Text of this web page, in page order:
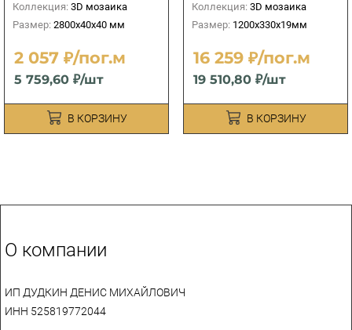
Коллекция: 3D мозаика
Размер: 2800х40х40 мм
2 057 ₽/пог.м
5 759,60 ₽/шт
В КОРЗИНУ
Коллекция: 3D мозаика
Размер: 1200х330х19мм
16 259 ₽/пог.м
19 510,80 ₽/шт
В КОРЗИНУ
О компании
ИП ДУДКИН ДЕНИС МИХАЙЛОВИЧ
ИНН 525819772044